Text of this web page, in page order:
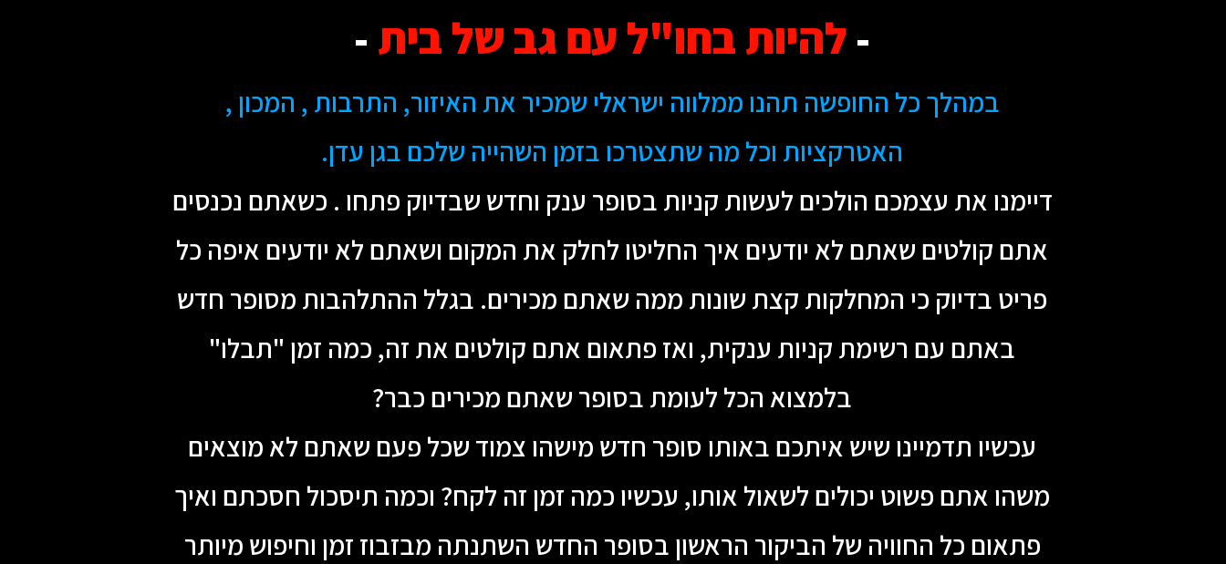
- להיות בחו"ל עם גב של בית -
במהלך כל החופשה תהנו ממלווה ישראלי שמכיר את האיזור, התרבות , המכון ,
האטרקציות וכל מה שתצטרכו בזמן השהייה שלכם בגן עדן.
דיימנו את עצמכם הולכים לעשות קניות בסופר ענק וחדש שבדיוק פתחו . כשאתם נכנסים
אתם קולטים שאתם לא יודעים איך החליטו לחלק את המקום ושאתם לא יודעים איפה כל
פריט בדיוק כי המחלקות קצת שונות ממה שאתם מכירים. בגלל ההתלהבות מסופר חדש
באתם עם רשימת קניות ענקית, ואז פתאום אתם קולטים את זה, כמה זמן "תבלו"
בלמצוא הכל לעומת בסופר שאתם מכירים כבר?
עכשיו תדמיינו שיש איתכם באותו סופר חדש מישהו צמוד שכל פעם שאתם לא מוצאים
משהו אתם פשוט יכולים לשאול אותו, עכשיו כמה זמן זה לקח? וכמה תיסכול חסכתם ואיך
פתאום כל החוויה של הביקור הראשון בסופר החדש השתנתה מבזבוז זמן וחיפוש מיותר